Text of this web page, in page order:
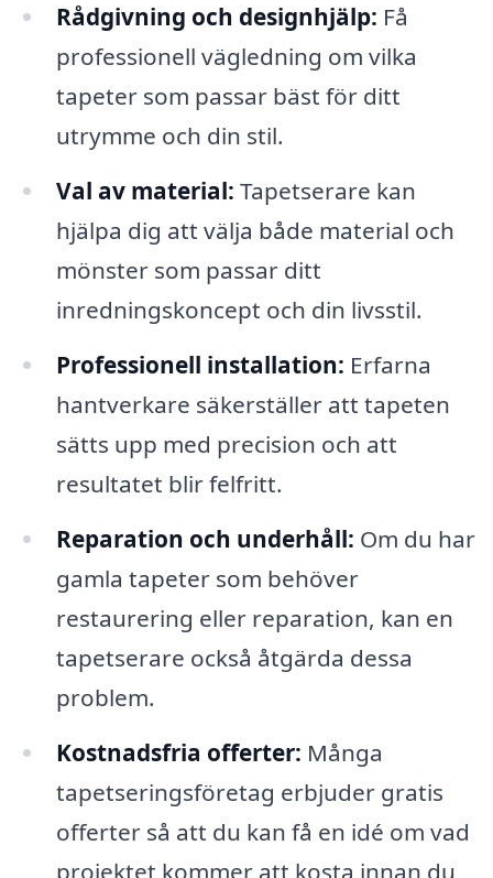
Rådgivning och designhjälp: Få
professionell vägledning om vilka
tapeter som passar bäst för ditt
utrymme och din stil.
Val av material: Tapetserare kan
hjälpa dig att välja både material och
mönster som passar ditt
inredningskoncept och din livsstil.
Professionell installation: Erfarna
hantverkare säkerställer att tapeten
sätts upp med precision och att
resultatet blir felfritt.
Reparation och underhåll: Om du har
gamla tapeter som behöver
restaurering eller reparation, kan en
tapetserare också åtgärda dessa
problem.
Kostnadsfria offerter: Många
tapetseringsföretag erbjuder gratis
offerter så att du kan få en idé om vad
projektet kommer att kosta innan du